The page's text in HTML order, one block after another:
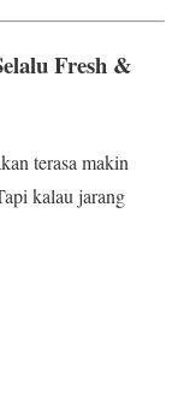
Fresh &
terasa makin
kalau jarang